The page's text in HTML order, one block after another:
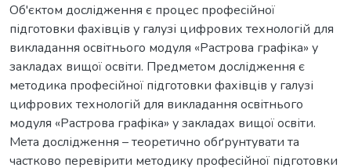
Об'єктом дослідження є процес професійної
підготовки фахівців у галузі цифрових технологій для
викладання освітнього модуля «Растрова графіка» у
закладах вищої освіти. Предметом дослідження є
методика професійної підготовки фахівців у галузі
цифрових технологій для викладання освітнього
модуля «Растрова графіка» у закладах вищої освіти.
Мета дослідження – теоретично обґрунтувати та
частково перевірити методику професійної підготовки